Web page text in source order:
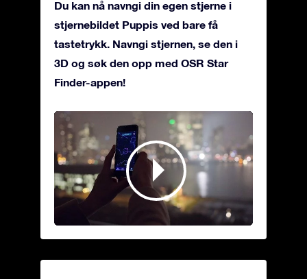
Du kan nå navngi din egen stjerne i
stjernebildet Puppis ved bare få
tastetrykk. Navngi stjernen, se den i
3D og søk den opp med OSR Star
Finder-appen!